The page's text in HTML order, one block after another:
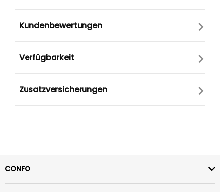
Kundenbewertungen
Verfügbarkeit
Zusatzversicherungen
CONFO